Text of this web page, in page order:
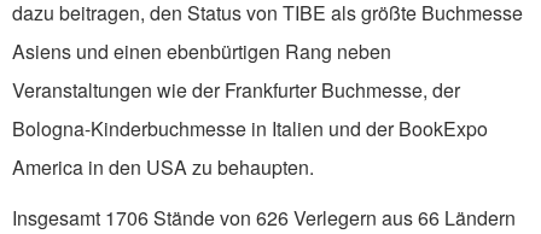
dazu beitragen, den Status von TIBE als größte Buchmesse
Asiens und einen ebenbürtigen Rang neben
Veranstaltungen wie der Frankfurter Buchmesse, der
Bologna-Kinderbuchmesse in Italien und der BookExpo
America in den USA zu behaupten.
Insgesamt 1706 Stände von 626 Verlegern aus 66 Ländern